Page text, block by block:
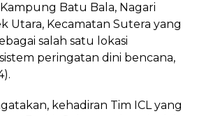
Batu Bala, Nagari
Utara, Kecamatan Sutera yang
salah satu lokasi
peringatan dini bencana,
kehadiran Tim ICL yang